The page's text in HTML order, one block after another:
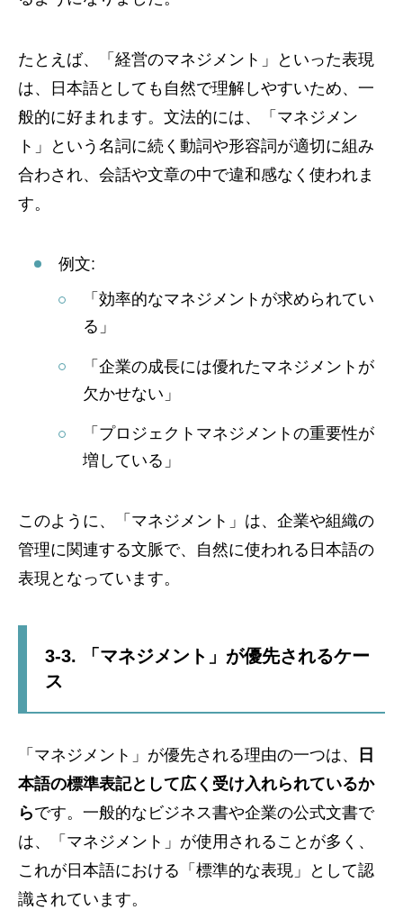
たとえば、「経営のマネジメント」といった表現
は、日本語としても自然で理解しやすいため、一
般的に好まれます。文法的には、「マネジメン
ト」という名詞に続く動詞や形容詞が適切に組み
合わされ、会話や文章の中で違和感なく使われま
す。
例文:
「効率的なマネジメントが求められてい
る」
「企業の成長には優れたマネジメントが
欠かせない」
「プロジェクトマネジメントの重要性が
増している」
このように、「マネジメント」は、企業や組織の
管理に関連する文脈で、自然に使われる日本語の
表現となっています。
3-3. 「マネジメント」が優先されるケー
ス
「マネジメント」が優先される理由の一つは、
日
本語の標準表記として広く受け入れられているか
らです。一般的なビジネス書や企業の公式文書で
は、「マネジメント」が使用されることが多く、
これが日本語における「標準的な表現」として認
識されています。